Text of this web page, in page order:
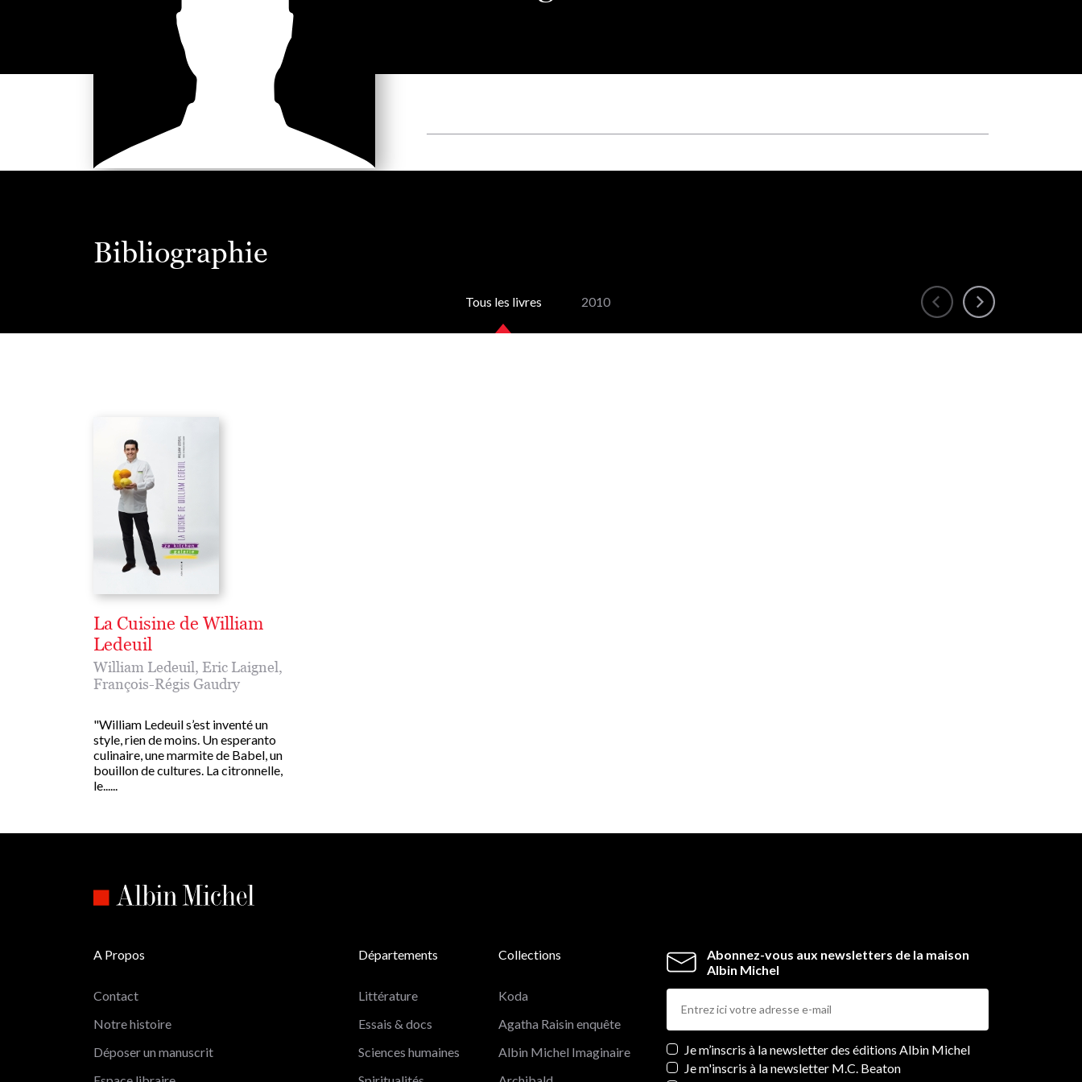
Bibliographie
Tous les livres 2010
La Cuisine de William
Ledeuil
William Ledeuil, Eric Laignel,
François-Régis Gaudry
"William Ledeuil s’est inventé un
style, rien de moins. Un esperanto
culinaire, une marmite de Babel, un
bouillon de cultures. La citronnelle,
le......
Abonnez-vous aux newsletters de la maison
Albin Michel
Newsletters
Je m’inscris à la newsletter des éditions Albin Michel
Je m'inscris à la newsletter M.C. Beaton
A Propos
Contact
Notre histoire
Déposer un manuscrit
Départements
Littérature
Essais & docs
Sciences humaines
Collections
Koda
Agatha Raisin enquête
Albin Michel Imaginaire